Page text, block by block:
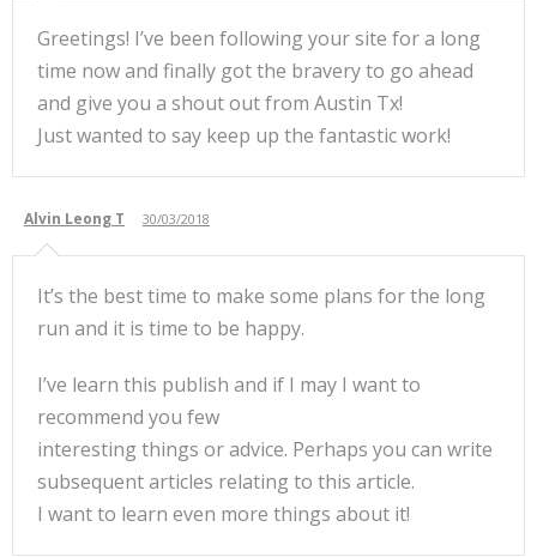
Greetings! I’ve been following your site for a long
time now and finally got the bravery to go ahead
and give you a shout out from Austin Tx!
Just wanted to say keep up the fantastic work!
Alvin Leong T 30/03/2018
It’s the best time to make some plans for the long
run and it is time to be happy.
I’ve learn this publish and if I may I want to
recommend you few
interesting things or advice. Perhaps you can write
subsequent articles relating to this article.
I want to learn even more things about it!